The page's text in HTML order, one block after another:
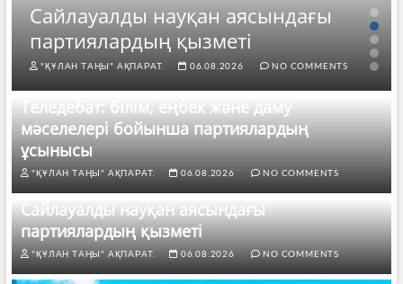
Сайлауалды науқан аясындағы
партиялардың қызметі
"ҚҰЛАН ТАҢЫ" АҚПАРАТ. 06.08.2026 NO COMMENTS
Теледебат: білім, еңбек және даму
мәселелері бойынша партиялардың
ұсынысы
"ҚҰЛАН ТАҢЫ" АҚПАРАТ. 06.08.2026 NO COMMENTS
Сайлауалды науқан аясындағы
партиялардың қызметі
"ҚҰЛАН ТАҢЫ" АҚПАРАТ. 06.08.2026 NO COMMENTS